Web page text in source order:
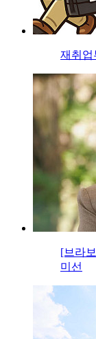
재취업
[브라
미선